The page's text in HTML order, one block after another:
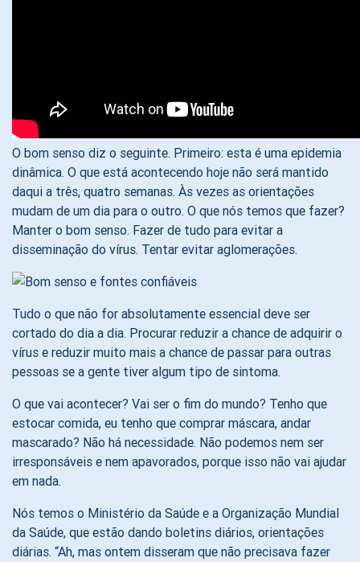
O bom senso diz o seguinte. Primeiro: esta é uma epidemia
dinâmica. O que está acontecendo hoje não será mantido
daqui a três, quatro semanas. Às vezes as orientações
mudam de um dia para o outro. O que nós temos que fazer?
Manter o bom senso. Fazer de tudo para evitar a
disseminação do vírus. Tentar evitar aglomerações.
Tudo o que não for absolutamente essencial deve ser
cortado do dia a dia. Procurar reduzir a chance de adquirir o
vírus e reduzir muito mais a chance de passar para outras
pessoas se a gente tiver algum tipo de sintoma.
O que vai acontecer? Vai ser o fim do mundo? Tenho que
estocar comida, eu tenho que comprar máscara, andar
mascarado? Não há necessidade. Não podemos nem ser
irresponsáveis e nem apavorados, porque isso não vai ajudar
em nada.
Nós temos o Ministério da Saúde e a Organização Mundial
da Saúde, que estão dando boletins diários, orientações
diárias. “Ah, mas ontem disseram que não precisava fazer